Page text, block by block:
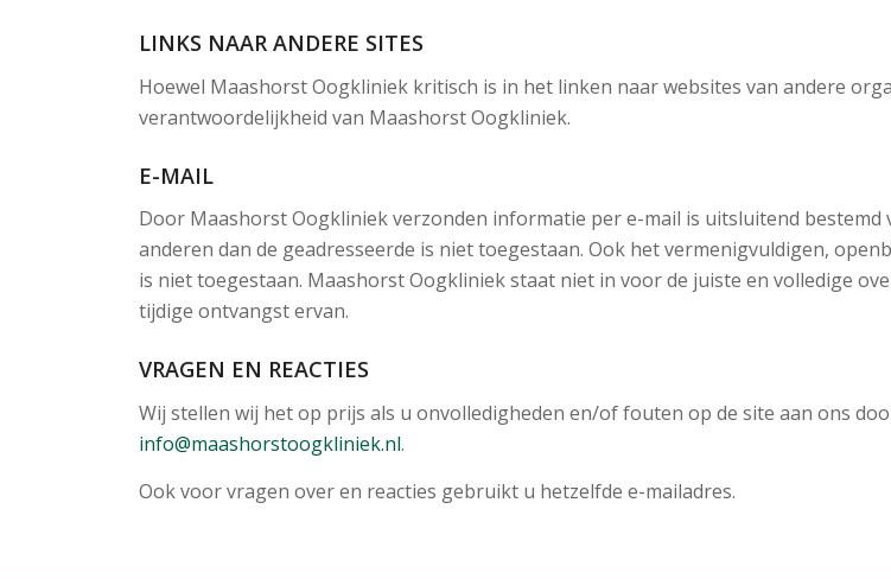
LINKS NAAR ANDERE SITES
Hoewel Maashorst Oogkliniek kritisch is in het linken naar websites van andere
verantwoordelijkheid van Maashorst Oogkliniek.
E-MAIL
Door Maashorst Oogkliniek verzonden informatie per e-mail is uitsluitend
anderen dan de geadresseerde is niet toegestaan. Ook het vermenigvuldigen,
is niet toegestaan. Maashorst Oogkliniek staat niet in voor de juiste en volledige
tijdige ontvangst ervan.
VRAGEN EN REACTIES
Wij stellen wij het op prijs als u onvolledigheden en/of fouten op de site aan ons
info@maashorstoogkliniek.nl.
Ook voor vragen over en reacties gebruikt u hetzelfde e-mailadres.